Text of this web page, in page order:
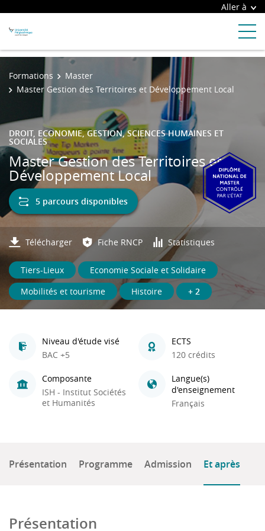
Aller à
Formations
Master
Master Gestion des Territoires et Développement Local
DROIT, ECONOMIE, GESTION, SCIENCES HUMAINES ET
SOCIALES
Master Gestion des Territoires et
Développement Local
5 parcours disponibles
Télécharger Fiche RNCP Statistiques
Tiers-Lieux
Economie Sociale et Solidaire
Mobilités et tourisme
Histoire + 2
Niveau d'étude visé
BAC +5
ECTS
120 crédits
Composante
ISH - Institut Sociétés
et Humanités
Langue(s)
d'enseignement
Français
Présentation Programme Admission Et après
Présentation